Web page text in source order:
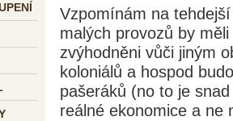
Vzpomínám na
malých provozů by
zvýhodněni vůči jiným
koloniálů a hospod
pašeráků (no to je
reálné ekonomice a ne